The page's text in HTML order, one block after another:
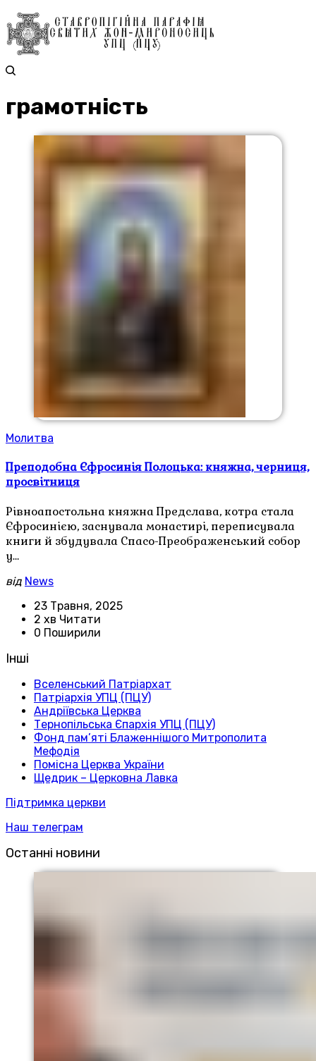
грамотність
Молитва
Преподобна Єфросинія Полоцька: княжна, черниця,
просвітниця
Рівноапостольна княжна Предслава, котра стала
Єфросинією, заснувала монастирі, переписувала
книги й збудувала Спасо-Преображенський собор
у…
від News
23 Травня, 2025
2 хв Читати
0 Поширили
Інші
Вселенський Патріархат
Патріархія УПЦ (ПЦУ)
Андріївська Церква
Тернопільська Єпархія УПЦ (ПЦУ)
Фонд пам’яті Блаженнішого Митрополита
Мефодія
Помісна Церква України
Щедрик – Церковна Лавка
Підтримка церкви
Наш телеграм
Останні новини